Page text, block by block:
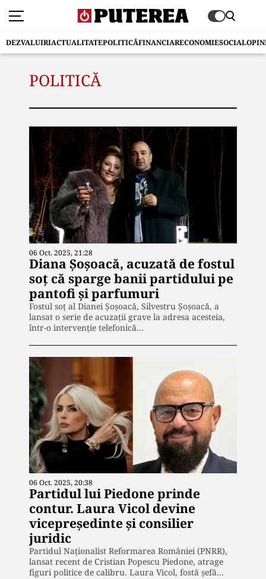
DEZVALUIRIACTUALITATEPOLITICĂFINANCIARECONOMIESOCIAL
POLITICĂ
06 Oct. 2025, 21:28
Diana Șoșoacă, acuzată de fostul
soţ că sparge banii partidului pe
pantofi şi parfumuri
Fostul soț al Dianei Șoșoacă, Silvestru Șoșoacă, a
lansat o serie de acuzații grave la adresa acesteia,
într-o intervenție telefonică…
06 Oct. 2025, 20:38
Partidul lui Piedone prinde
contur. Laura Vicol devine
vicepreședinte și consilier
juridic
Partidul Naționalist Reformarea României (PNRR),
lansat recent de Cristian Popescu Piedone, atrage
figuri politice de calibru. Laura Vicol, fostă șefă…